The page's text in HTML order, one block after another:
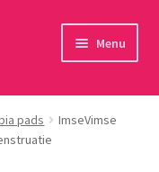
Menu
pads
ImseVimse